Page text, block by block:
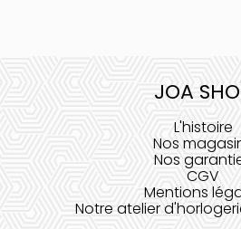
JOA
L'histoire
Nos
Nos
CGV
Mentions
Notre atelier